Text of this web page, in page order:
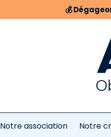
💰
Notre association Notre